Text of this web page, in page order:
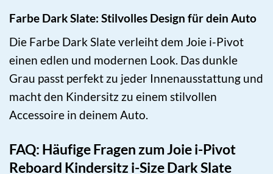
Farbe Dark Slate: Stilvolles Design für dein Auto
Die Farbe Dark Slate verleiht dem Joie i-Pivot
einen edlen und modernen Look. Das dunkle
Grau passt perfekt zu jeder Innenausstattung und
macht den Kindersitz zu einem stilvollen
Accessoire in deinem Auto.
FAQ: Häufige Fragen zum Joie i-Pivot
Reboard Kindersitz i-Size Dark Slate